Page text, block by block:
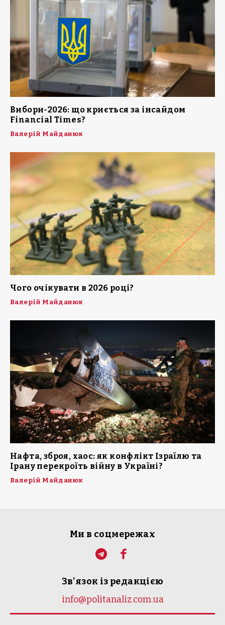
Вибори-2026: що криється за інсайдом
Financial Times?
Валерій Майданюк
Чого очікувати в 2026 році?
Валерій Майданюк
Нафта, зброя, хаос: як конфлікт Ізраїлю та
Ірану перекроїть війну в Україні?
Валерій Майданюк
Ми в соцмережах
Зв'язок із редакцією
info@politanaliz.com.ua